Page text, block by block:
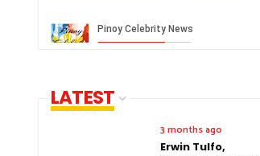
LATEST
3 months ago
Erwin Tulfo,